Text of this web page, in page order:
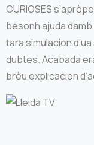
CURIOSES
besonh ajuda
tara simulacion
dubtes. Acabada
brèu explicacion